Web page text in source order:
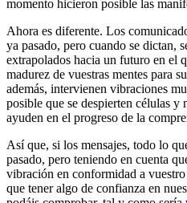
momento hicieron posible las
Ahora es diferente. Los
ya pasado, pero cuando se dictan,
extrapolados hacia un futuro en el
madurez de vuestras mentes para
además, intervienen vibraciones
posible que se despierten células y
ayuden en el progreso de la
Así que, si los mensajes, todo lo
pasado, pero teniendo en cuenta
vibración en conformidad a
que tener algo de confianza en